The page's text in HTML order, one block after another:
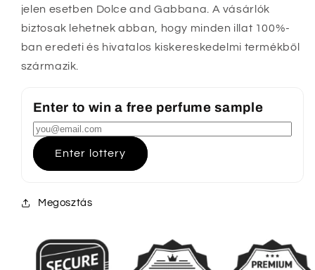
jelen esetben Dolce and Gabbana. A vásárlók
biztosak lehetnek abban, hogy minden illat 100%-
ban eredeti és hivatalos kiskereskedelmi termékből
származik.
Enter to win a free perfume sample
Enter lottery
Megosztás